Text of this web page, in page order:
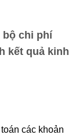
bộ chi phí
kết quả kinh
các khoản